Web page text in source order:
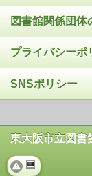
図書館関係団体
プライバシーポ
SNSポリシー
東大阪市立図書